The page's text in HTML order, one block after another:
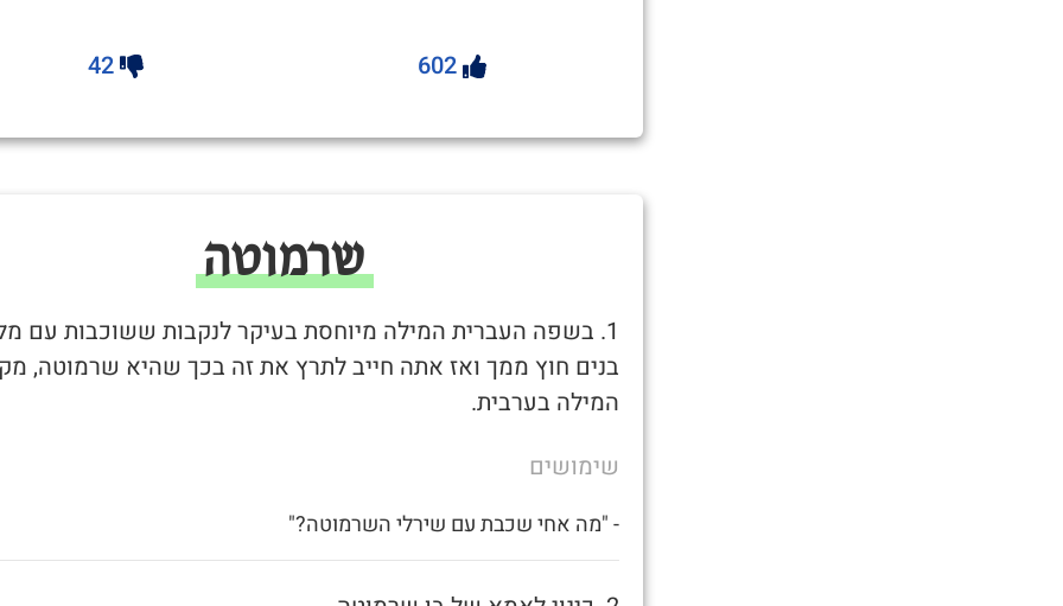
602
42
שרמוטה
1. בשפה העברית המילה מיוחסת בעיקר לנקבות ששוכבות עם
בנים חוץ ממך ואז אתה חייב לתרץ את זה בכך שהיא שרמוטה,
המילה בערבית.
שימושים
- "מה אחי שכבת עם שירלי השרמוטה?"